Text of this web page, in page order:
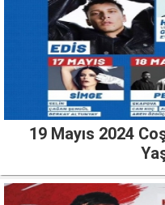
19 Mayıs 2024